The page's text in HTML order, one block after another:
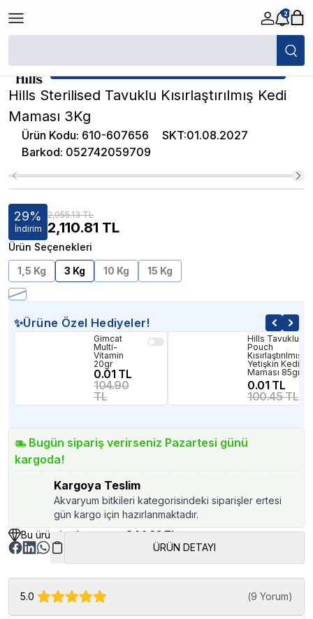
2
/ Hills Sterilised Tavuklu
★ Atakan Petshop, Hill's yetkili satıcısıdır.
Hills Sterilised Tavuklu Kısırlaştırılmış Kedi
Maması 3Kg
Ürün Kodu: 610-607656 SKT:01.08.2027
Barkod: 052742059709
29%
İndirim
2,955.13 TL
2,110.81 TL
Ürün Seçenekleri
1,5 Kg
3 Kg 10 Kg 15 Kg
✨Ürüne Özel Hediyeler!
Gimcat
Multi-
Vitamin
20gr
0.01 TL
104.90
TL
Hills Tavuklu
Pouch
Kısırlaştırılmış
Yetişkin Kedi
Maması 85gr
0.01 TL
100.45 TL
Bugün sipariş verirseniz Pazartesi günü
kargoda!
Kargoya Teslim
Akvaryum bitkileri kategorisindeki siparişler ertesi
gün kargo için hazırlanmaktadır.
Bu üründen kazancınız844.32 TL
ÜRÜN DETAYI
5.0 (9 Yorum)